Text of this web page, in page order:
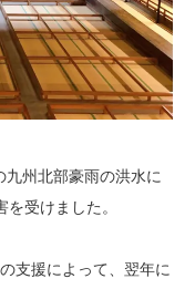
州北部豪雨の洪水に
受けました。
支援によって、翌年に